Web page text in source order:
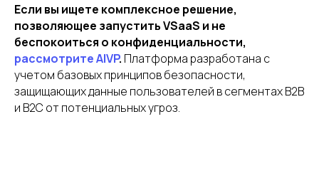
Если вы ищете комплексное решение,
позволяющее запустить VSaaS и не
беспокоиться о конфиденциальности,
рассмотрите AIVP. Платформа разработана с
учетом базовых принципов безопасности,
защищающих данные пользователей в сегментах B2B
и B2C от потенциальных угроз.